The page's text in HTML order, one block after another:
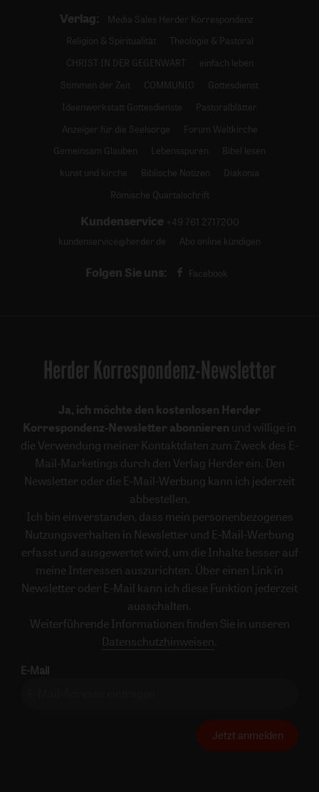
Verlag:
Media Sales Herder Korrespondenz
Religion & Spiritualität
Theologie & Pastoral
CHRIST IN DER GEGENWART
einfach leben
Stimmen der Zeit
COMMUNIO
Gottesdienst
Ideenwerkstatt Gottesdienste
Pastoralblätter
Anzeiger für die Seelsorge
Forum Weltkirche
Gemeinsam Glauben
Lebensspuren
Bibel lesen
kunst und kirche
Biblische Notizen
Diakonia
Römische Quartalschrift
Kundenservice +49 761 2717200
kundenservice@herder.de
Abo online kündigen
Folgen Sie uns: Facebook
Herder Korrespondenz-Newsletter
Ja, ich möchte den kostenlosen Herder
Korrespondenz-Newsletter abonnieren und willige in
die Verwendung meiner Kontaktdaten zum Zweck des E-
Mail-Marketings durch den Verlag Herder ein. Den
Newsletter oder die E-Mail-Werbung kann ich jederzeit
abbestellen.
Ich bin einverstanden, dass mein personenbezogenes
Nutzungsverhalten in Newsletter und E-Mail-Werbung
erfasst und ausgewertet wird, um die Inhalte besser auf
meine Interessen auszurichten. Über einen Link in
Newsletter oder E-Mail kann ich diese Funktion jederzeit
ausschalten.
Weiterführende Informationen finden Sie in unseren
Datenschutzhinweisen .
E-Mail
Jetzt anmelden